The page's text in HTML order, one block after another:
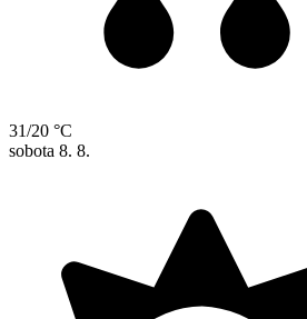
31/20 °C
sobota 8. 8.